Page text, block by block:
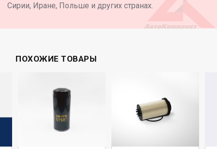
Сирии, Иране, Польше и других странах.
ПОХОЖИЕ ТОВАРЫ